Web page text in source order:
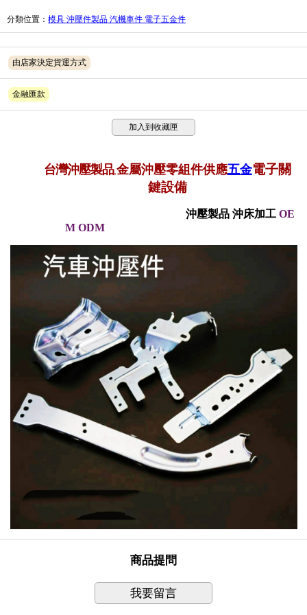
分類位置 ： 模具 沖壓件製品 汽機車件 電子五金件
由店家決定貨運方式
金融匯款
加入到收藏匣
台灣沖壓製品,金屬沖壓零組件供應五金電子關
鍵設備
沖壓製品 沖床加工OE
M ODM
商品提問
我要留言